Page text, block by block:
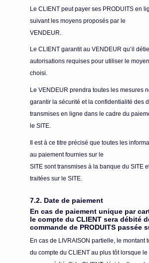
Le CLIENT peut payer ses PRODUITS en
suivant les moyens proposés par le
VENDEUR.
Le CLIENT garantit au VENDEUR qu’il
autorisations requises pour utiliser le
choisi.
Le VENDEUR prendra toutes les mesures
garantir la sécurité et la confidentialité des
transmises en ligne dans le cadre du
le SITE.
Il est à ce titre précisé que toutes les
au paiement fournies sur le
SITE sont transmises à la banque du SITE
traitées sur le SITE.
7.2. Date de paiement
En cas de paiement unique par
le compte du CLIENT sera débité
commande de PRODUITS passée
En cas de LIVRAISON partielle, le montant
du compte du CLIENT au plus tôt lorsque